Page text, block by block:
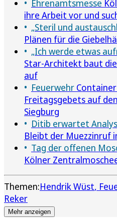
Ehrenamtsmesse
ihre Arbeit vor und
„Steril und
Plänen für die
„Ich werde etwas
Star-Architekt baut
auf
Feuerwehr
Freitagsgebets auf
Siegburg
Ditib erwartet
Bleibt der Muezzinruf
Tag der offenen
Kölner
Themen:Hendrik Wüst
Reker
Mehr anzeigen